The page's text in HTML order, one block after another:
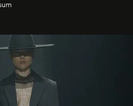
caminho para muitos
claro senso de missão na vida e